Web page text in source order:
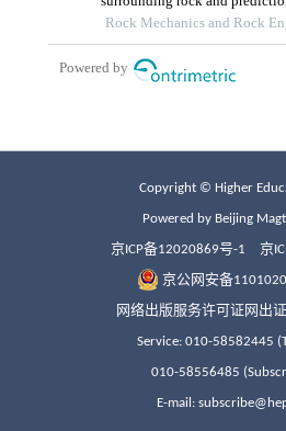
Copyright © Higher
Powered by Beijing
京ICP备12020869号-1 京
京公网安备
网络出版服务许可证网出
Service: 010-58582445
010-58556485
E-mail: